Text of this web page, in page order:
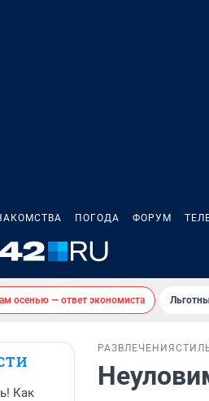
ПОГОДА ФОРУМ
осенью — ответ экономиста
Как
РАЗВЛЕЧЕНИЯ